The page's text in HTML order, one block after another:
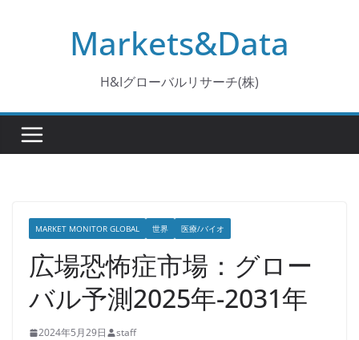
Markets&Data
H&Iグローバルリサーチ(株)
MARKET MONITOR GLOBAL 世界 医療/バイオ
広場恐怖症市場：グロー
バル予測2025年-2031年
2024年5月29日 staff